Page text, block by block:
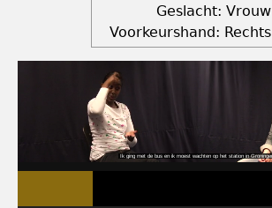
Geslacht: Vrouw
Voorkeurshand: Rechts